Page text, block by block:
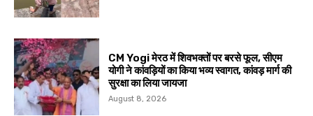
CM Yogi मेरठ में शिवभक्तों पर बरसे फूल, सीएम
योगी ने कांवड़ियों का किया भव्य स्वागत, कांवड़ मार्ग की
सुरक्षा का लिया जायजा
August 8, 2026